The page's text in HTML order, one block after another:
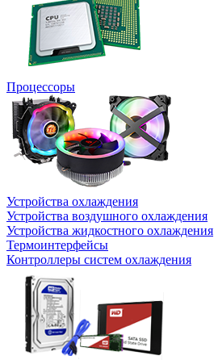
Процессоры
Устройства охлаждения
Устройства воздушного охлаждения
Устройства жидкостного охлаждения
Термоинтерфейсы
Контроллеры систем охлаждения